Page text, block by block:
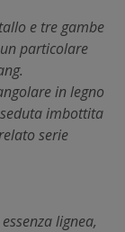
e tre gambe
particolare
in legno
imbottita
serie
lignea,